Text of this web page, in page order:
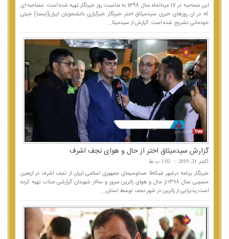
این مصاحبه در 17 مردادماه سال 1398 به مناسبت روز خبرنگار تهیه شده است. مصاحبه ای
که در ان روزهای خبری سیدمیثاق اختر خبرنگار خبرگزاری دانشجویان ایران(ایسنا) خیلی
خودمانی تشریح شده است. گزارش از سیدمیثا...
گزارش سیدمیثاق اختر از حال و هوای نجف اشرف
اکتبر 31, 2019 1:02 ب.ظ
خبرنگار برنامه درشهر شبکه۵ صداوسیمای جمهوری اسلامی ایران از نجف اشرف در اربعین
حسینی سال ۱۳۹۸ از حال و هوای زائرین سرور و سالار شهیدان گزارشی جذاب تهیه کرده
است.پذیرایی از زائرین در شهر نجف توسط استان...